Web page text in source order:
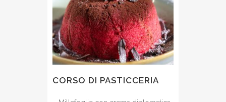
CORSO DI PASTICCERIA